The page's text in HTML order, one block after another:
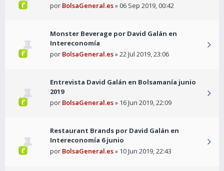
por BolsaGeneral.es» 06 Sep 2019, 00:42
Monster Beverage por David Galán en
Intereconomía
por BolsaGeneral.es» 22 Jul 2019, 23:06
Entrevista David Galán en Bolsamanía junio
2019
por BolsaGeneral.es» 16 Jun 2019, 22:09
Restaurant Brands por David Galán en
Intereconomía 6 junio
por BolsaGeneral.es» 10 Jun 2019, 22:43